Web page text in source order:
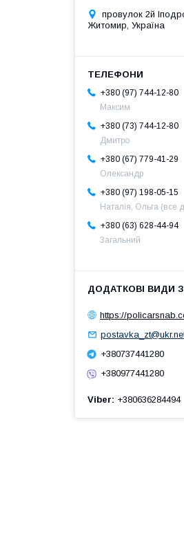
провулок 2й
Житомир, Україна
+380 (97) 744-12-80
Максим
+380 (73) 744-12-80
Дмитро
+380 (67) 779-41-29
Олександр
+380 (97) 198-05-15
Наталія, Ольга (все
+380 (63) 628-44-94
Загальний
https://
+380737441280
+380977441280
Viber +380636284494